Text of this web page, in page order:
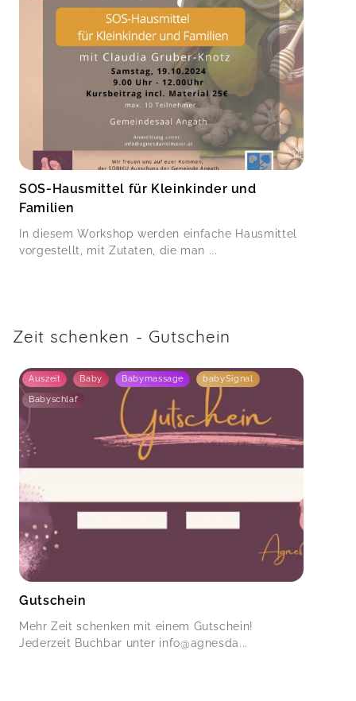
SOS-Hausmittel für Kleinkinder und
Familien
In diesem Workshop werden einfache Hausmittel
vorgestellt, mit Zutaten, die man ...
Zeit schenken - Gutschein
Auszeit Baby Babymassage babySignal
Babyschlaf
Gutschein
Mehr Zeit schenken mit einem Gutschein!
Jederzeit Buchbar unter info@agnesda...